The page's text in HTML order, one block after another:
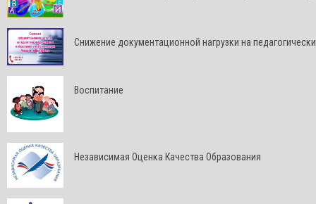
Снижение документационной нагрузки на
Воспитание
Независимая Оценка Качества Образования